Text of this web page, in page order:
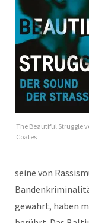
The Beautiful Struggle
Coates
seine von
gewährt, haben